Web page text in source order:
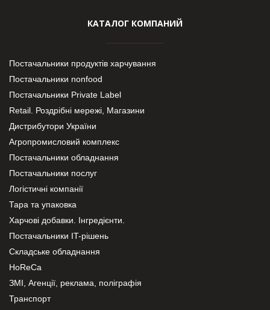
КАТАЛОГ КОМПАНИЙ
Постачальники продуктів харчування
Постачальники nonfood
Постачальники Private Label
Retail. Роздрібні мережі, Магазини
Дистрибутори України
Агропромисловий комплекс
Постачальники обладнання
Постачальники послуг
Логістичні компанії
Тара та упаковка
Харчові добавки. Інгредієнти.
Постачальники IT-рішень
Складське обладнання
HoReCa
ЗМІ, Агенції, реклама, поліграфія
Транспорт